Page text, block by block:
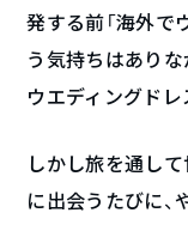
発する前「海外で
う気持ちはあり
ウエディングドレ
しかし旅を通し
に出会うたびに、